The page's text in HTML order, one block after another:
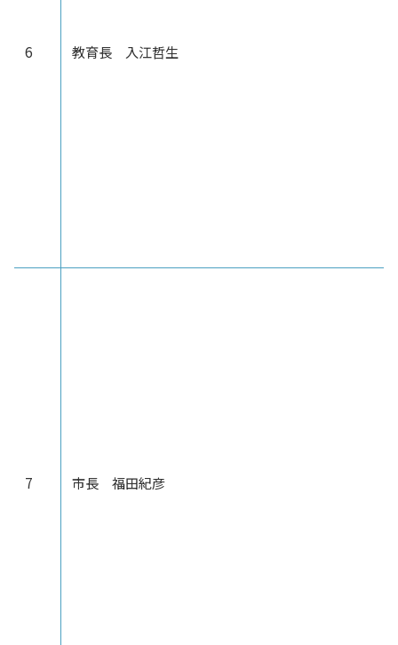
6 教育長 入江哲生
7 市長 福田紀彦